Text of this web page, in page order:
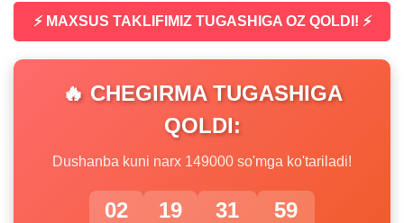
⚡ MAXSUS TAKLIFIMIZ TUGASHIGA OZ QOLDI! ⚡
🔥 CHEGIRMA TUGASHIGA
QOLDI:
Dushanba kuni narx 149000 so'mga ko'tariladi!
02 19 31 59